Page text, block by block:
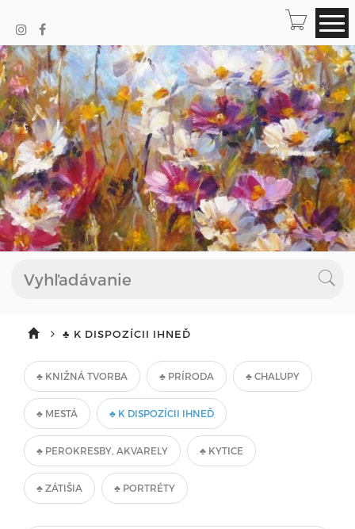
♣ K DISPOZÍCII IHNEĎ
♣ KNIŽNÁ TVORBA ♣ PRÍRODA ♣ CHALUPY
♣ MESTÁ ♣ K DISPOZÍCII IHNEĎ
♣ PEROKRESBY, AKVARELY ♣ KYTICE
♣ ZÁTIŠIA ♣ PORTRÉTY